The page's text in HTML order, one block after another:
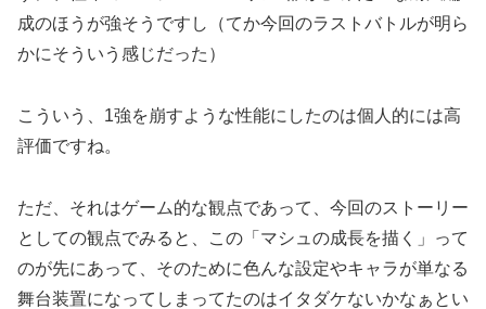
成のほうが強そうですし（てか今回のラストバトルが明ら
かにそういう感じだった）
こういう、1強を崩すような性能にしたのは個人的には高
評価ですね。
ただ、それはゲーム的な観点であって、今回のストーリー
としての観点でみると、この「マシュの成長を描く」って
のが先にあって、そのために色んな設定やキャラが単なる
舞台装置になってしまってたのはイタダケないかなぁとい